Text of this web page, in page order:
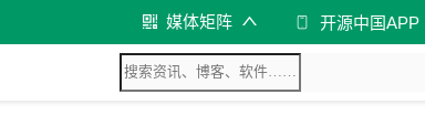
媒体矩阵 开源中国APP